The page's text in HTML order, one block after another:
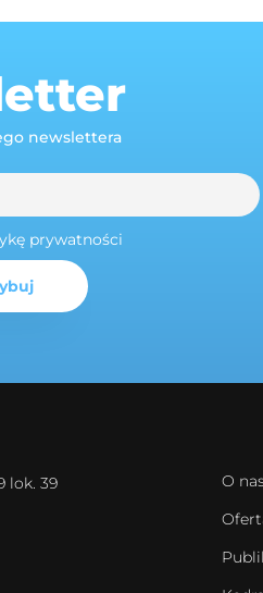
newslettera
prywatności
lok. 39
O